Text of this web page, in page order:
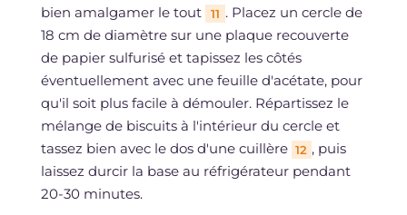
bien amalgamer le tout
11 . Placez un cercle de
18 cm de diamètre sur une plaque recouverte
de papier sulfurisé et tapissez les côtés
éventuellement avec une feuille d'acétate, pour
qu'il soit plus facile à démouler. Répartissez le
mélange de biscuits à l'intérieur du cercle et
tassez bien avec le dos d'une cuillère 12 , puis
laissez durcir la base au réfrigérateur pendant
20-30 minutes.